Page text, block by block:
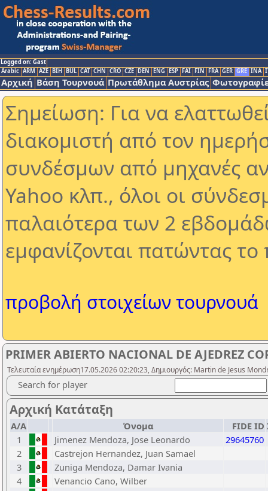
Logged on: Gast
Arabic ARM AZE BIH BUL CAT CHN CRO CZE DEN ENG ESP FAI FIN FRA GER GRE INA
Αρχική Βάση Τουρνουά Πρωτάθλημα Αυστρίας
Σημείωση: Για να
διακομιστή από τον
συνδέσμων από μηχανές
Yahoo κλπ., όλοι οι
παλαιότερα των 2
εμφανίζονται πατώντας
προβολή στοιχείων τουρνουά
PRIMER ABIERTO NACIONAL DE AJEDREZ
Τελευταία ενημέρωση17.05.2026 02:20:23, Δημιουργός: Martin de Jesus
Search for player
Αρχική Κατάταξη
Α/Α Όνομα FIDE ID
1
Jimenez Mendoza, Jose Leonardo 29645760
2
Castrejon Hernandez, Juan Samael
3
Zuniga Mendoza, Damar Ivania
4
Venancio Cano, Wilber